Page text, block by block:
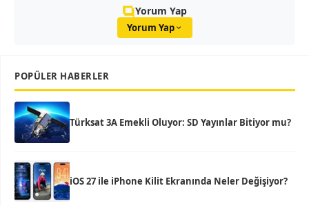
Yorum Yap
Yorum Yap
POPÜLER HABERLER
Türksat 3A Emekli Oluyor: SD Yayınlar Bitiyor mu?
iOS 27 ile iPhone Kilit Ekranında Neler Değişiyor?